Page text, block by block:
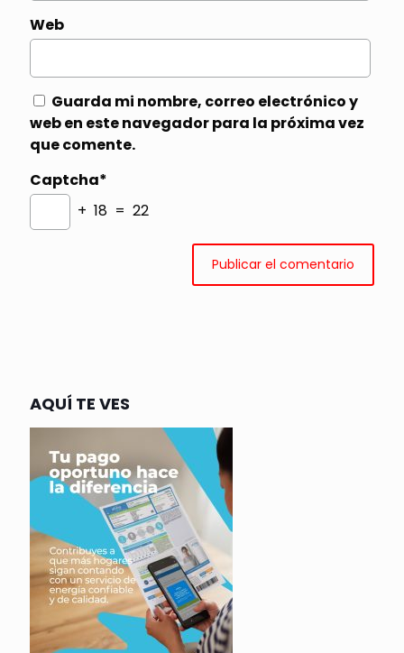
Web
Guarda mi nombre, correo electrónico y
web en este navegador para la próxima vez
que comente.
Captcha*
+ 18 = 22
AQUÍ TE VES